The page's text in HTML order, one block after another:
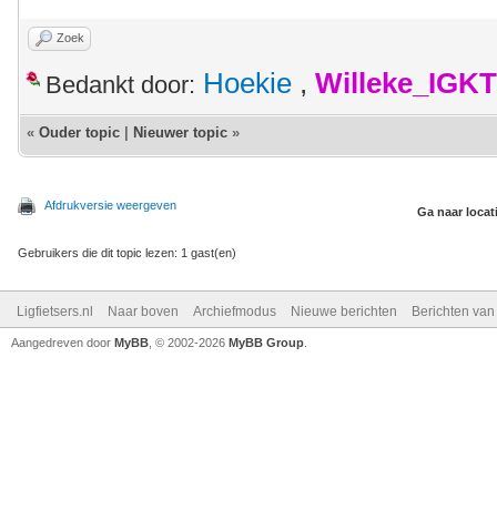
Zoek
Bedankt door: Hoekie , Willeke_IGKT
« Ouder topic Nieuwer topic »
Afdrukversie weergeven Ga naar
Gebruikers die dit topic lezen: 1 gast(en)
Ligfietsers.nl Naar boven Archiefmodus Nieuwe berichten Berichten
Aangedreven door MyBB , © 2002-2026 MyBB Group